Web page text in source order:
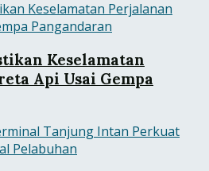
Keselamatan
Api Usai Gempa